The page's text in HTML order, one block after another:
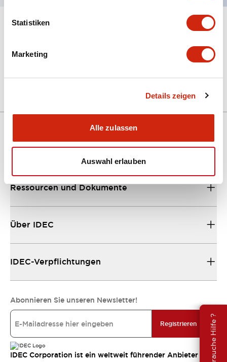
Statistiken
Marketing
Details zeigen
Alle zulassen
Auswahl erlauben
Brauche Hilfe ?
Alle erweitern+
Mechanical Specifications
Other Specifications
Unterstützung
Ressourcen und Dokumente
Über IDEC
IDEC-Verpflichtungen
Abonnieren Sie unseren Newsletter!
Registrieren
IDEC Corporation ist ein weltweit führender Anbieter